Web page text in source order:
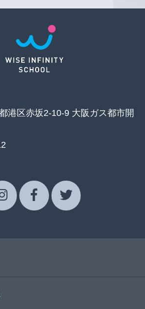
港区赤坂2-10-9 大阪ガス都市開